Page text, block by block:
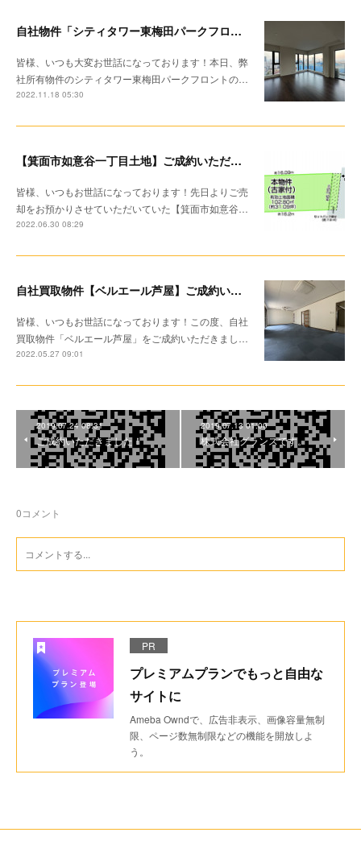
自社物件「シティタワー東梅田パークフロント」ご成約いただきました！
皆様、いつも大変お世話になっております！本日、弊
社所有物件のシティタワー東梅田パークフロントの…
2022.11.18 05:30
【箕面市如意谷一丁目土地】ご成約いただきました！
皆様、いつもお世話になっております！先日よりご売
却をお預かりさせていただいていた【箕面市如意谷…
2022.06.30 08:29
自社買取物件【ベルエール芦屋】ご成約いただきました！
皆様、いつもお世話になっております！この度、自社
買取物件「ベルエール芦屋」をご成約いただきまし…
2022.05.27 09:01
2019.07.24 08:31
ご成約いただきました！
2019.07.13 01:00
株式会社グランスです。
0コメント
PR
プレミアムプランでもっと自由な
サイトに
Ameba Owndで、広告非表示、画像容量無制
限、ページ数無制限などの機能を開放しよ
う。